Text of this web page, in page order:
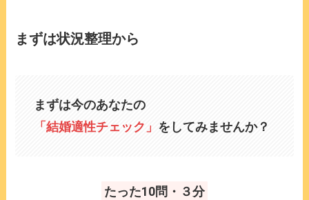
まずは状況整理から
まずは今のあなたの
「結婚適性チェック 」 をしてみませんか？
たった10問・３分